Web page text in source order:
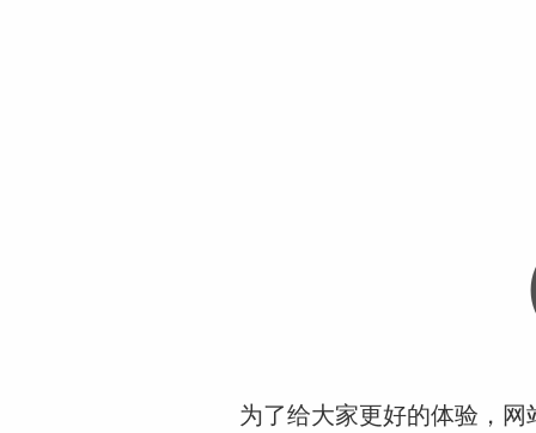
为了给大家更好的体验，